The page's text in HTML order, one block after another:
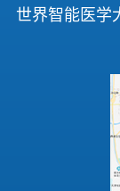
世界智能医学